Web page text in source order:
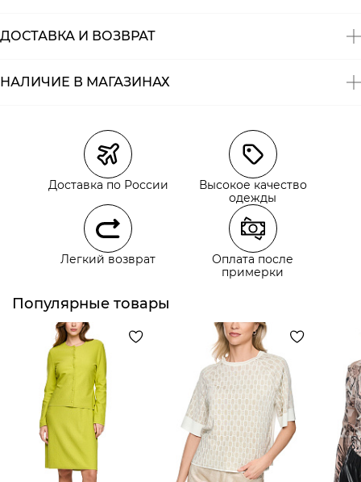
ДОСТАВКА И ВОЗВРАТ
Курьерская доставка СДЭК
Самовывоз из пункта выдачи СДЭК
Самовывоз из наших магазинов
Самовывоз из пункта выдачи СДЭК
НАЛИЧИЕ В МАГАЗИНАХ
Доставка по России
Высокое качество
одежды
Легкий возврат
Оплата после
примерки
Популярные товары